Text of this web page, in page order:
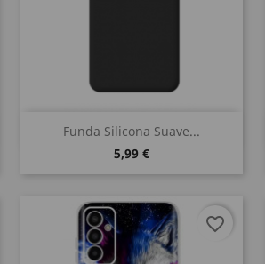
Funda Silicona Suave...
5,99 €
 Vista rápida
favorite_border